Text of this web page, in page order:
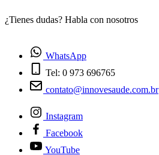
¿Tienes dudas? Habla con nosotros
WhatsApp
Tel: 0 973 696765
contato@innovesaude.com.br
Instagram
Facebook
YouTube